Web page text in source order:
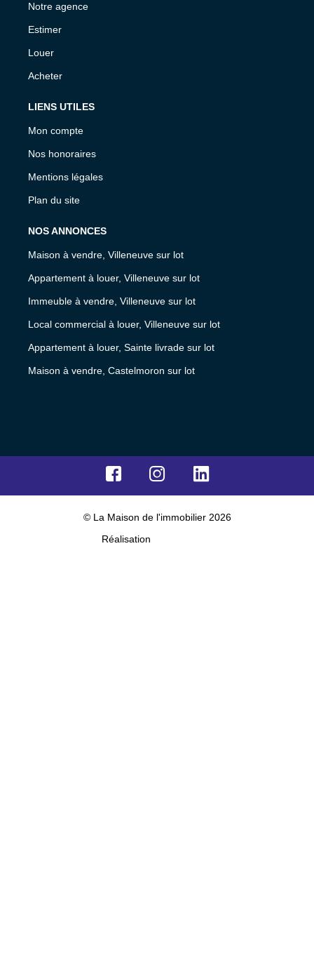
Notre agence
Estimer
Louer
Acheter
LIENS UTILES
Mon compte
Nos honoraires
Mentions légales
Plan du site
NOS ANNONCES
Maison à vendre, Villeneuve sur lot
Appartement à louer, Villeneuve sur lot
Immeuble à vendre, Villeneuve sur lot
Local commercial à louer, Villeneuve sur lot
Appartement à louer, Sainte livrade sur lot
Maison à vendre, Castelmoron sur lot
© La Maison de l'immobilier 2026
Réalisation